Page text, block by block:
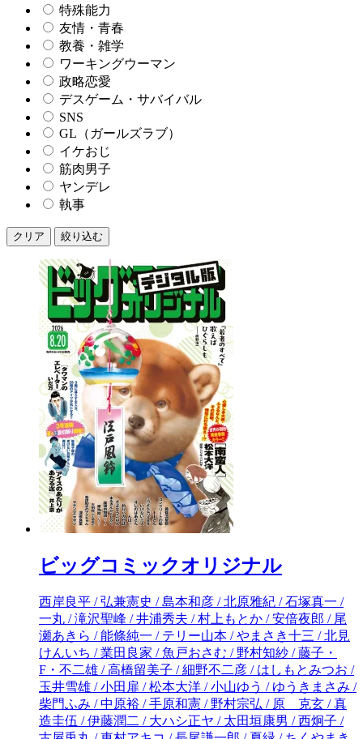
特殊能力
友情・青春
教養・雑学
ワーキングウーマン
政略恋愛
デスゲーム・サバイバル
SNS
GL（ガールズラブ）
イケおじ
筋肉男子
ヤンデレ
執事
クリア 絞り込む
ビッグコミックオリジナル
西岸良平 / 弘兼憲史 / 島本和彦 / 北原雅紀 / 石塚真一 / 一丸 / 滝沢聖峰 / 井浦秀夫 / 村上もとか / 安倍夜郎 / 尾瀬あきら / 能條純一 / テリー山本 / やまさき十三 / 北見けんいち / 業田良家 / 魚戸おさむ / 野村知紗 / 藤子・F・不二雄 / 高橋留美子 / 細野不二彦 / はしもとみつお / 玉井雪雄 / 小田扉 / 松本大洋 / 小山ゆう / ゆうきまさみ / 柴門ふみ / 中原裕 / 手原和憲 / 野村宗弘 / 原 克玄 / 真造圭伍 / 伊藤潤二 / 大ハシ正ヤ / 太田垣康男 / 西炯子 / 古屋兎丸 / 東村アキコ / 長尾謙一郎 / 夏緑 / ちくやまきよし / うめざわしゅん / 坂田信弘 / 永福一成 / 中川いさみ / こざき亜衣 / かざま鋭二 / 吉田戦車 / ちばてつや / 漆原ミチ / 山本おさむ / 谷口ジロー / 石原まこちん / とがしやすたか / あまやゆうき / 中村真理子 / 室井大資 / 永松潔 / 高橋遠州 / やまあき道屯 / 望月ミネタロウ / カレー沢薫 / 山川直人 / 津村マミ / ビッグコミックオリジナル編集部 / 有間しのぶ / 稲井雄人 / 村上たかし / 楠みちはる / 宮崎克 / 増田俊也 / 市田実 / 太宰治 / 福本伸行 / 森栗丸 / 小林有吾 / キリエ / 星野泰視 / 奥山直 / アガサ・クリスティー / 西尾雄太 / 若狭星 / 香川まさひと / 有永イネ /